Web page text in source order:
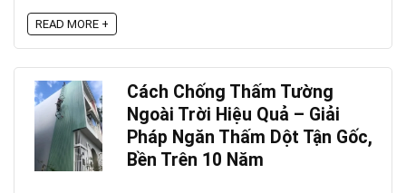
READ MORE +
Cách Chống Thấm Tường
Ngoài Trời Hiệu Quả – Giải
Pháp Ngăn Thấm Dột Tận Gốc,
Bền Trên 10 Năm